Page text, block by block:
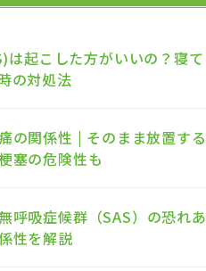
は起こした方がいいの？寝て
の対処法
の関係性 | そのまま放置する
塞の危険性も
呼吸症候群（SAS）の恐れあ
性を解説